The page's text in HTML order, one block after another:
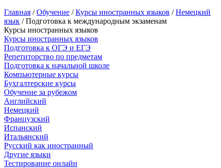
Главная /Обучение /Курсы иностранных языков /Немецкий
язык / Подготовка к международным экзаменам
Курсы иностранных языков
Курсы иностранных языков
Подготовка к ОГЭ и ЕГЭ
Репетиторство по предметам
Подготовка к начальной школе
Компьютерные курсы
Бухгалтерские курсы
Обучение за рубежом
Английский
Немецкий
Французский
Испанский
Итальянский
Русский как иностранный
Другие языки
Тестирование онлайн